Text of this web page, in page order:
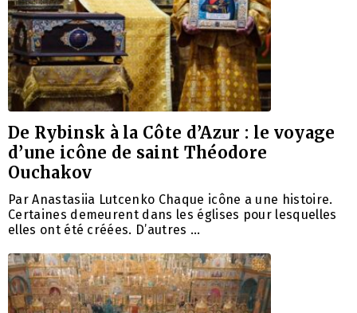
De Rybinsk à la Côte d’Azur : le voyage
d’une icône de saint Théodore
Ouchakov
Par Anastasiia Lutcenko Chaque icône a une histoire.
Certaines demeurent dans les églises pour lesquelles
elles ont été créées. D’autres …